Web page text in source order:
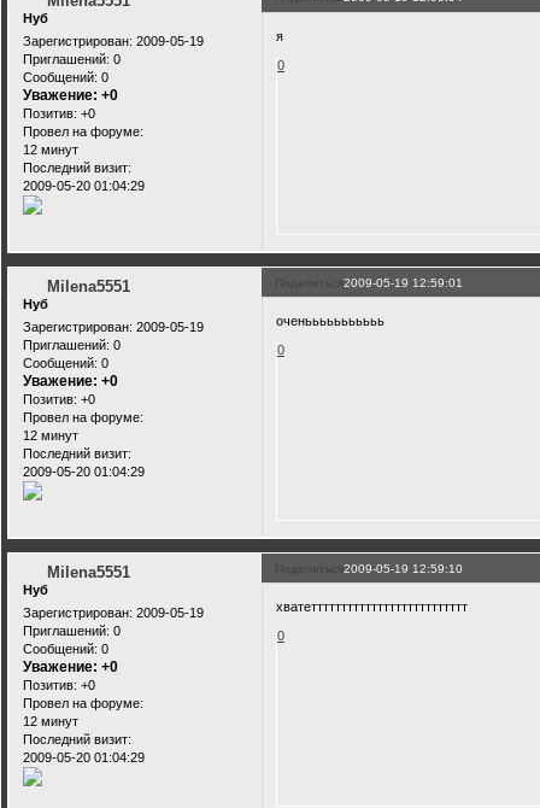
Нуб
Зарегистрирован: 2009-05-19
Приглашений: 0
Сообщений: 0
Уважение: +0
Позитив: +0
Провел на форуме:
12 минут
Последний визит:
2009-05-20 01:04:29
я
0
Поделиться2009-05-19 12:59:01
Milena5551
Нуб
Зарегистрирован: 2009-05-19
Приглашений: 0
Сообщений: 0
Уважение: +0
Позитив: +0
Провел на форуме:
12 минут
Последний визит:
2009-05-20 01:04:29
оченььььььььььь
0
Поделиться2009-05-19 12:59:10
Milena5551
Нуб
Зарегистрирован: 2009-05-19
Приглашений: 0
Сообщений: 0
Уважение: +0
Позитив: +0
Провел на форуме:
12 минут
Последний визит:
2009-05-20 01:04:29
хватетттттттттттттттттттттттттт
0